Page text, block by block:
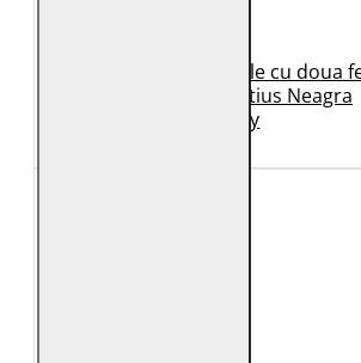
Geaca de Iarna din Piele cu doua
Dama 2.0 by Mauritius Neagra
G2WDilay